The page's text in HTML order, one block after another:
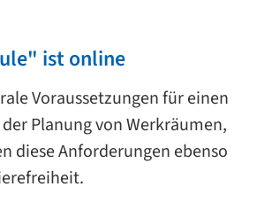
ist online
Voraussetzungen für einen
Planung von Werkräumen,
diese Anforderungen ebenso